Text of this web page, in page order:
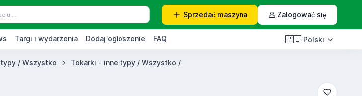
Sprzedać maszyna Zalogować się
Targi i wydarzenia Dodaj ogłoszenie FAQ 🇵🇱 Polski
/ Wszystko Tokarki - inne typy / Wszystko /